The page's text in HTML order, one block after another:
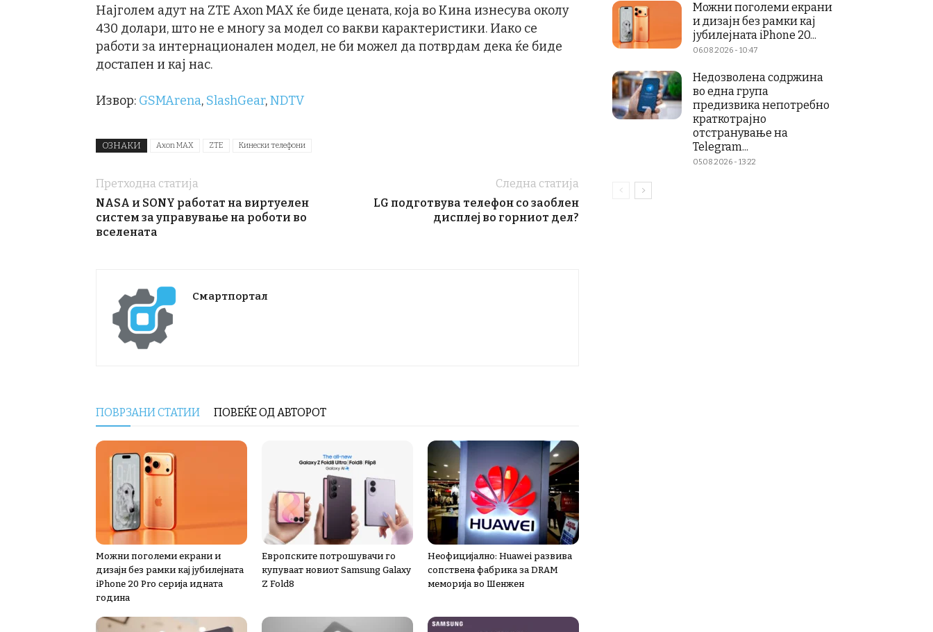
Најголем адут на ZTE Axon MAX ќе биде цената, која во Кина изнесува околу
430 долари, што не е многу за модел со вакви карактеристики. Иако се
работи за интернационален модел, не би можел да потврдам дека ќе биде
достапен и кај нас.
Извор: GSMArena, SlashGear,NDTV
ОЗНАКИ Axon MAX ZTE Кинески телефони
Претходна статија
NASA и SONY работат на виртуелен
систем за управување на роботи во
вселената
Следна статија
LG подготвува телефон со заоблен
дисплеј во горниот дел?
Смартпортал
ПОВРЗАНИ СТАТИИ ПОВЕЌЕ ОД АВТОРОТ
Можни поголеми екрани и
дизајн без рамки кај јубилејната
iPhone 20 Pro серија идната
година
Европските потрошувачи го
купуваат новиот Samsung Galaxy
Z Fold8
Неофицијално: Huawei развива
сопствена фабрика за DRAM
меморија во Шенжен
Можни поголеми екрани
и дизајн без рамки кај
јубилејната iPhone 20...
06.08.2026 - 10:47
Недозволена содржина
во една група
предизвика непотребно
краткотрајно
отстранување на
Telegram...
05.08.2026 - 13:22